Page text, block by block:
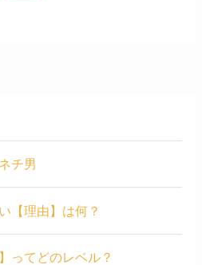
チ男
【理由】は何？
ってどのレベル？